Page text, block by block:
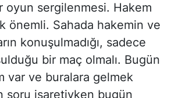
oyun sergilenmesi. Hakem
önemli. Sahada hakemin ve
konuşulmadığı, sadece
bir maç olmalı. Bugün
var ve buralara gelmek
soru işaretiyken bugün